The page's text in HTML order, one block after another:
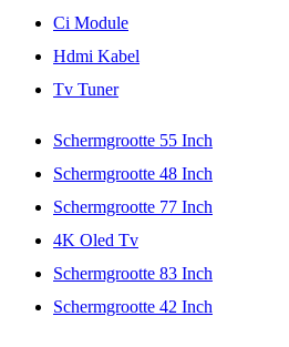
Ci Module
Hdmi Kabel
Tv Tuner
Schermgrootte 55 Inch
Schermgrootte 48 Inch
Schermgrootte 77 Inch
4K Oled Tv
Schermgrootte 83 Inch
Schermgrootte 42 Inch